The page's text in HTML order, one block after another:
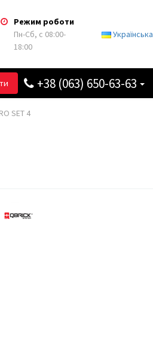
Режим роботи
Пн-Сб, с 08:00-
18:00
Українська
+38 (063) 650-63-63
SET 4